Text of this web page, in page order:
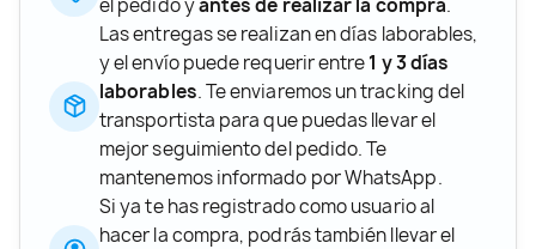
el pedido yantes de realizar la compra.
Las entregas se realizan en días laborables,
y el envío puede requerir entre1 y 3 días
laborables. Te enviaremos un tracking del
transportista para que puedas llevar el
mejor seguimiento del pedido. Te
mantenemos informado por WhatsApp.
Si ya te has registrado como usuario al
hacer la compra, podrás también llevar el